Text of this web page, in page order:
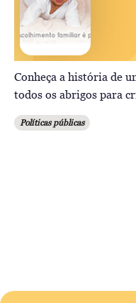
Conheça a história de
todos os abrigos para
Políticas públicas